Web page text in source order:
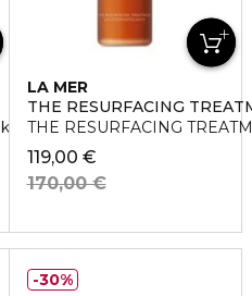
na očné okolie a pery
LA MER
THE RESURFACING
THE RESURFACING
119,00 €
170,00 €
30%